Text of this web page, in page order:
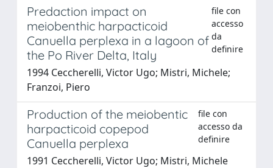
Predaction impact on
meiobenthic harpacticoid
Canuella perplexa in a lagoon of
the Po River Delta, Italy
file con
accesso
da
definire
1994 Ceccherelli, Victor Ugo; Mistri, Michele;
Franzoi, Piero
Production of the meiobentic
harpacticoid copepod
Canuella perplexa
file con
accesso da
definire
1991 Ceccherelli, Victor Ugo; Mistri, Michele